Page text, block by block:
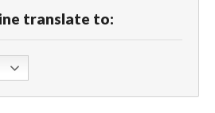
translate to: